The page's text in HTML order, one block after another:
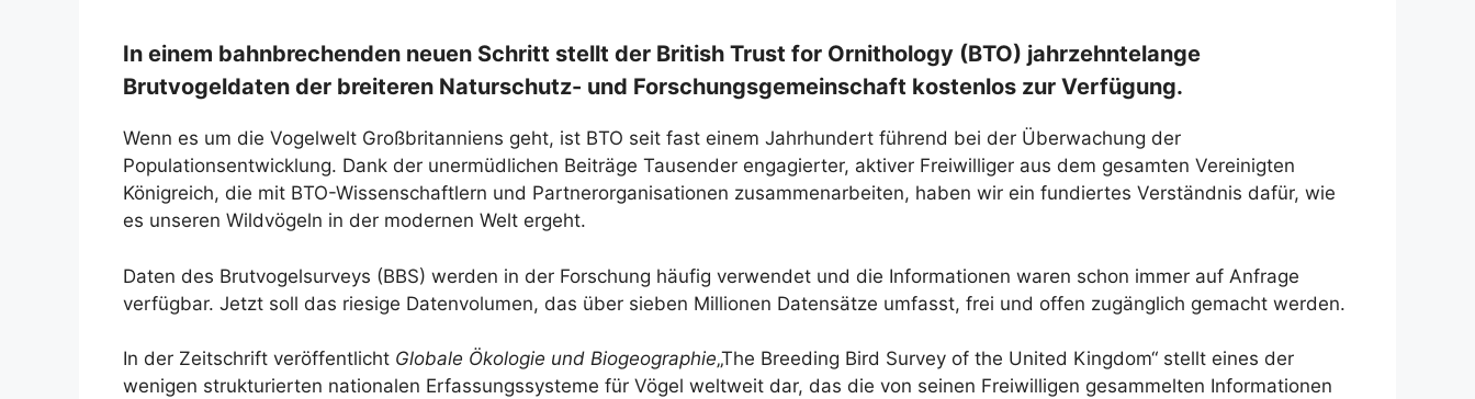
In einem bahnbrechenden neuen Schritt stellt der British Trust for Ornithology (BTO) jahrzehntelange
Brutvogeldaten der breiteren Naturschutz- und Forschungsgemeinschaft kostenlos zur Verfügung.
Wenn es um die Vogelwelt Großbritanniens geht, ist BTO seit fast einem Jahrhundert führend bei der Überwachung der
Populationsentwicklung. Dank der unermüdlichen Beiträge Tausender engagierter, aktiver Freiwilliger aus dem gesamten Vereinigten
Königreich, die mit BTO-Wissenschaftlern und Partnerorganisationen zusammenarbeiten, haben wir ein fundiertes Verständnis dafür, wie
es unseren Wildvögeln in der modernen Welt ergeht.
Daten des Brutvogelsurveys (BBS) werden in der Forschung häufig verwendet und die Informationen waren schon immer auf Anfrage
verfügbar. Jetzt soll das riesige Datenvolumen, das über sieben Millionen Datensätze umfasst, frei und offen zugänglich gemacht werden.
In der Zeitschrift veröffentlicht Globale Ökologie und Biogeographie„The Breeding Bird Survey of the United Kingdom“ stellt eines der
wenigen strukturierten nationalen Erfassungssysteme für Vögel weltweit dar, das die von seinen Freiwilligen gesammelten Informationen